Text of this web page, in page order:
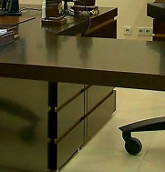
«Экономика